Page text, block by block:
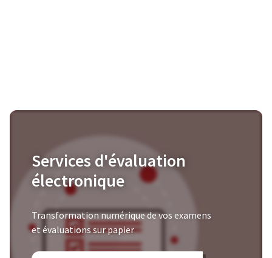
Services d'évaluation
électronique
Transformation numérique de vos examens
et évaluations sur papier